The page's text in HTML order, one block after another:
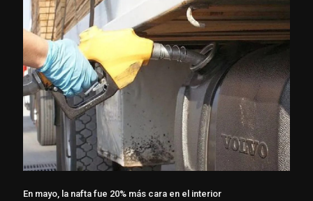
En mayo, la nafta fue 20% más cara en el interior